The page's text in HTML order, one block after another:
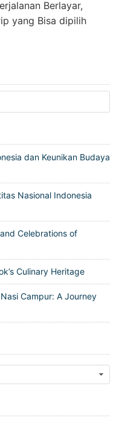
Berlayar,
yang Bisa dipilih
dan Keunikan Budaya
Nasional Indonesia
Celebrations of
Culinary Heritage
Campur: A Journey